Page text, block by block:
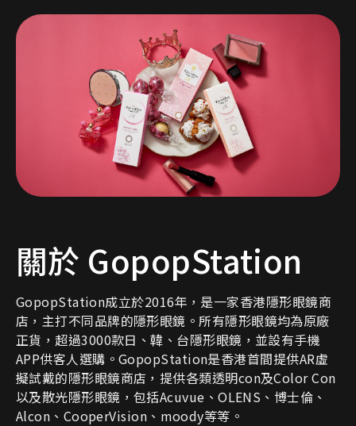
關於 GopopStation
GopopStation成立於2016年，是一家香港隱形眼鏡商
店，主打不同品牌的隱形眼鏡。所有隱形眼鏡均為原廠
正貨，超過3000款日、韓、台隱形眼鏡，並設有手機
APP供客人選購。GopopStation是香港首間提供AR虛
擬試戴的隱形眼鏡商店，提供各類透明con及Color Con
以及散光隱形眼鏡，包括Acuvue、OLENS、博士倫、
Alcon、CooperVision、moody等等。